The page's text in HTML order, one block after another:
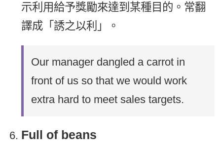
示利用給予獎勵來達到某種目的。常翻
譯成「誘之以利」。
Our manager dangled a carrot in
front of us so that we would work
extra hard to meet sales targets.
Full of beans